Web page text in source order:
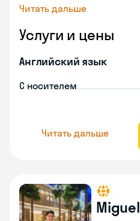
Читать дальше
Услуги и цены
Английский язык
С носителем
Читать дальше
Miguel